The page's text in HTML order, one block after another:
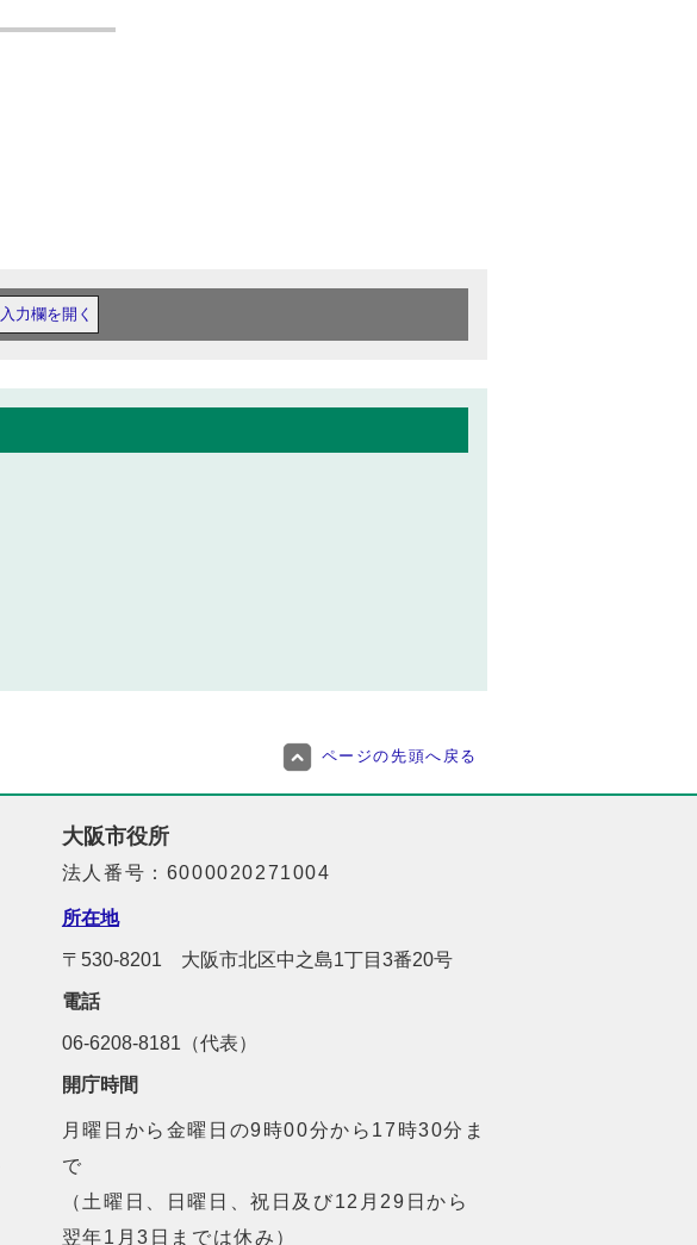
入力欄を開く
ページの先頭へ戻る
大阪市役所
法人番号：6000020271004
所在地
〒530-8201 大阪市北区中之島1丁目3番20号
電話
06-6208-8181（代表）
開庁時間
月曜日から金曜日の9時00分から17時30分ま
で
（土曜日、日曜日、祝日及び12月29日から
翌年1月3日までは休み）